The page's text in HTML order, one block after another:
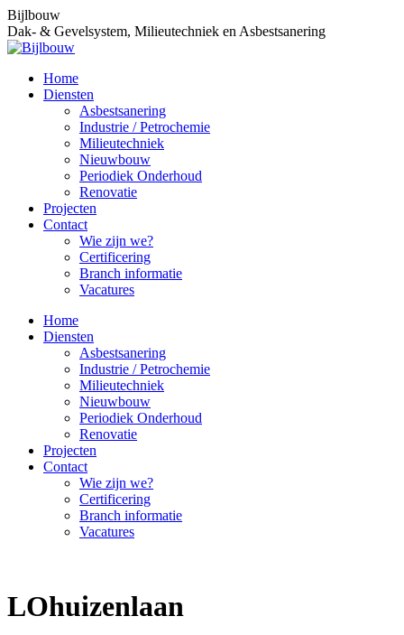
Spring
naar
content
Facebook
page
opens
new
window
Linkedin
page
opens
new
window
Bijlbouw
Dak- & Gevelsystem, Milieutechniek en Asbestsanering
Home
Diensten
Asbestsanering
Industrie / Petrochemie
Milieutechniek
Nieuwbouw
Periodiek Onderhoud
Renovatie
Projecten
Contact
Wie zijn we?
Certificering
Branch informatie
Vacatures
Home
Diensten
Asbestsanering
Industrie / Petrochemie
Milieutechniek
Nieuwbouw
Periodiek Onderhoud
Renovatie
Projecten
Contact
Wie zijn we?
Certificering
Branch informatie
Vacatures
LOhuizenlaan